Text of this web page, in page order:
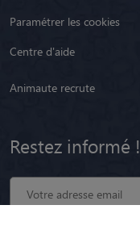
Paramétrer les cookies
Centre d'aide
Animaute recrute
Restez informé !